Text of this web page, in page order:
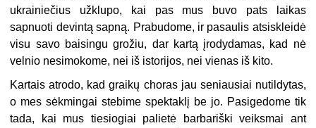
ukrainiečius užklupo, kai pas mus buvo pats laikas
sapnuoti devintą sapną. Prabudome, ir pasaulis atsiskleidė
visu savo baisingu grožiu, dar kartą įrodydamas, kad nė
velnio nesimokome, nei iš istorijos, nei vienas iš kito.
Kartais atrodo, kad graikų choras jau seniausiai nutildytas,
o mes sėkmingai stebime spektaklį be jo. Pasigedome tik
tada, kai mus tiesiogiai palietė barbariški veiksmai ant